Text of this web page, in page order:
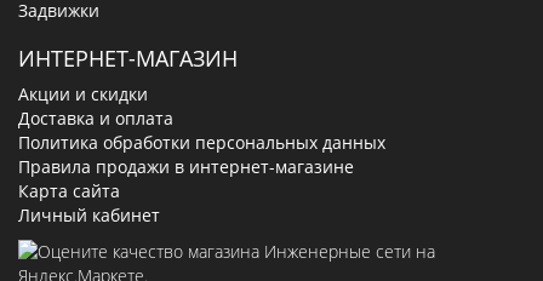
Задвижки
ИНТЕРНЕТ-МАГАЗИН
Акции и скидки
Доставка и оплата
Политика обработки персональных данных
Правила продажи в интернет-магазине
Карта сайта
Личный кабинет